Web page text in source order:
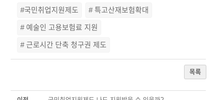
#국민취업지원제도 # 특고산재보험확대
# 예술인 고용보험료 지원
# 근로시간 단축 청구권 제도
목록